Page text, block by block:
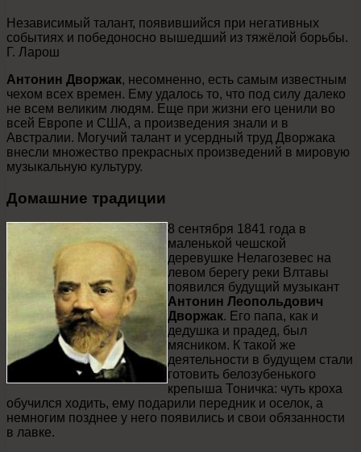
Независимый талант, появившийся при негативных
событиях и победоносно вышедший из тяжёлой борьбы.
Г. Ларош
Антонин Дворжак, несомненно, есть самым известным
чехом всех времен. Ему удалось то, что под силу далеко
не всем великим людям. Еще при жизни его ценили во
всей Европе и США, а произведения знали и в
Австралии. Могучий талант и усердный труд Дворжака
внесли множество прекрасных произведений в мировую
музыкальную культуру.
Домашние традиции
8 сентября 1841 года в
маленькой чешской
деревушке Нелагозевес на
левом берегу реки Влтавы
появился будущий музыкант
Антонин Леопольдович
Дворжак. Его папа, как и
дедушка и прадед, был
мясником. К такой же
деятельности в будущем стали
готовить белозубенького
крепыша Тоничка: чуть кроха
обучился ходить, ему подарили передник и оселок, а
немногим позднее у него появились и свои обязанности
в лавке.